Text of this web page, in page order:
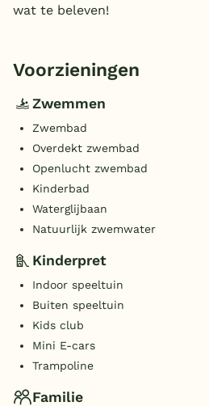
wat te beleven!
Voorzieningen
Zwemmen
Zwembad
Overdekt zwembad
Openlucht zwembad
Kinderbad
Waterglijbaan
Natuurlijk zwemwater
Kinderpret
Indoor speeltuin
Buiten speeltuin
Kids club
Mini E-cars
Trampoline
Familie